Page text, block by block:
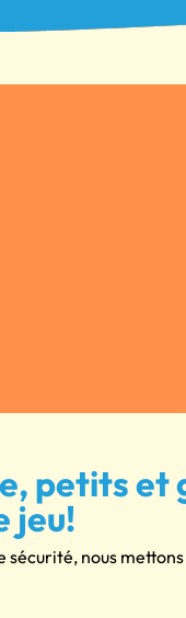
petits et
jeu!
nous